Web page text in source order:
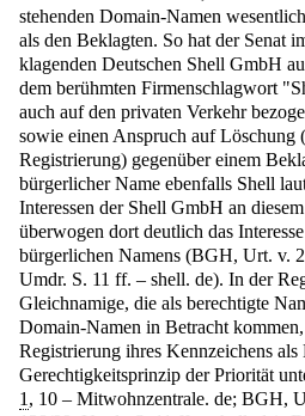
stehenden Domain-Namen
als den Beklagten. So hat der Senat
klagenden Deutschen Shell GmbH
dem berühmten Firmenschlagwort
auch auf den privaten Verkehr
sowie einen Anspruch auf Löschung
Registrierung) gegenüber einem
bürgerlicher Name ebenfalls Shell
Interessen der Shell GmbH an
überwogen dort deutlich das
bürgerlichen Namens (BGH, Urt. v.
Umdr. S. 11 ff. – shell. de). In der
Gleichnamige, die als berechtigte
Domain-Namen in Betracht
Registrierung ihres Kennzeichens
Gerechtigkeitsprinzip der Priorität
1 , 10 – Mitwohnzentrale. de; BGH,